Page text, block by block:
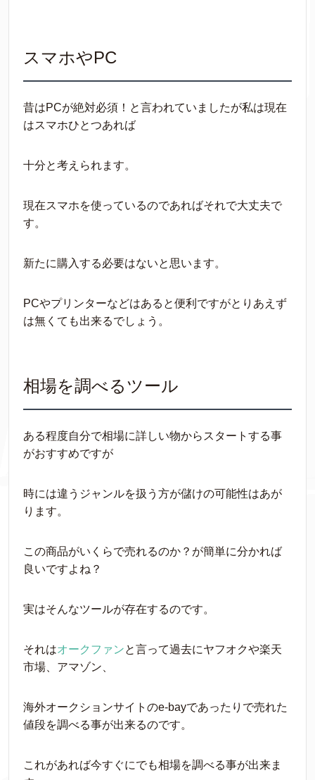
スマホやPC
昔はPCが絶対必須！と言われていましたが私は現在
はスマホひとつあれば
十分と考えられます。
現在スマホを使っているのであればそれで大丈夫で
す。
新たに購入する必要はないと思います。
PCやプリンターなどはあると便利ですがとりあえず
は無くても出来るでしょう。
相場を調べるツール
ある程度自分で相場に詳しい物からスタートする事
がおすすめですが
時には違うジャンルを扱う方が儲けの可能性はあが
ります。
この商品がいくらで売れるのか？が簡単に分かれば
良いですよね？
実はそんなツールが存在するのです。
それはオークファンと言って過去にヤフオクや楽天
市場、アマゾン、
海外オークションサイトのe-bayであったりで売れた
値段を調べる事が出来るのです。
これがあれば今すぐにでも相場を調べる事が出来ま